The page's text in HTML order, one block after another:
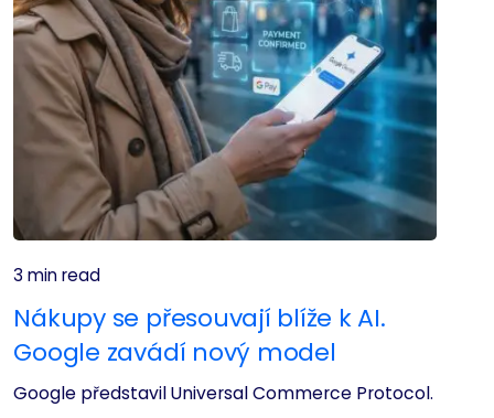
3 min read
Nákupy se přesouvají blíže k AI.
Google zavádí nový model
Google představil Universal Commerce Protocol.